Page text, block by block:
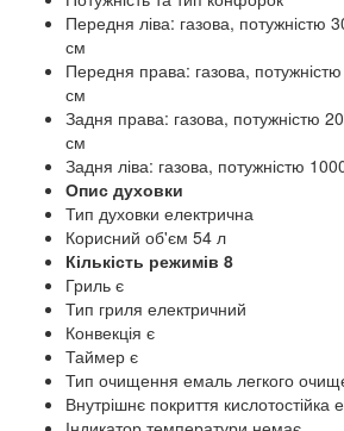
Передня ліва: газова, потужністю
см
Передня права: газова,
см
Задня права: газова, потужністю
см
Задня ліва: газова, потужністю
Опис духовки
Тип духовки електрична
Корисний об'єм 54 л
Кількість режимів 8
Гриль є
Тип гриля електричний
Конвекція є
Таймер є
Тип очищення емаль легкого
Внутрішнє покриття кислотостійка